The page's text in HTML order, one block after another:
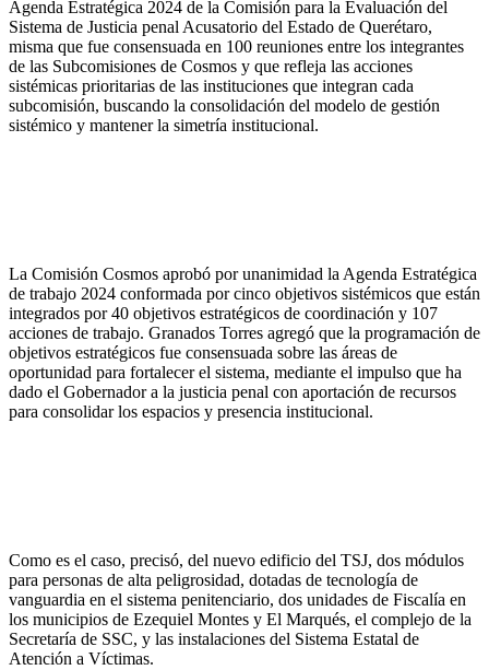
Agenda Estratégica 2024 de la Comisión para la Evaluación del
Sistema de Justicia penal Acusatorio del Estado de Querétaro,
misma que fue consensuada en 100 reuniones entre los integrantes
de las Subcomisiones de Cosmos y que refleja las acciones
sistémicas prioritarias de las instituciones que integran cada
subcomisión, buscando la consolidación del modelo de gestión
sistémico y mantener la simetría institucional.
La Comisión Cosmos aprobó por unanimidad la Agenda Estratégica
de trabajo 2024 conformada por cinco objetivos sistémicos que están
integrados por 40 objetivos estratégicos de coordinación y 107
acciones de trabajo. Granados Torres agregó que la programación de
objetivos estratégicos fue consensuada sobre las áreas de
oportunidad para fortalecer el sistema, mediante el impulso que ha
dado el Gobernador a la justicia penal con aportación de recursos
para consolidar los espacios y presencia institucional.
Como es el caso, precisó, del nuevo edificio del TSJ, dos módulos
para personas de alta peligrosidad, dotadas de tecnología de
vanguardia en el sistema penitenciario, dos unidades de Fiscalía en
los municipios de Ezequiel Montes y El Marqués, el complejo de la
Secretaría de SSC, y las instalaciones del Sistema Estatal de
Atención a Víctimas.